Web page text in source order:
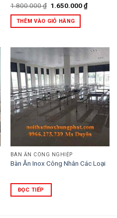
1.800.000₫ Giá
là:
1.800.000 ₫.
1.650.000₫Giá
hiện
THÊM VÀO GIỎ HÀNG
BÀN ĂN CÔNG NGHIỆP
Bàn Ăn Inox Công Nhân Các Loại
ĐỌC TIẾP